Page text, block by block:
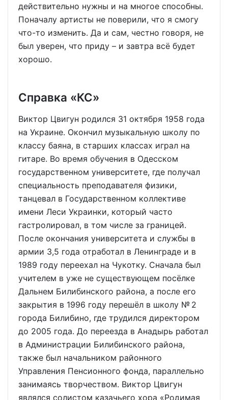
действительно нужны и на многое способны.
Поначалу артисты не поверили, что я смогу
что-то изменить. Да и сам, честно говоря, не
был уверен, что приду – и завтра всё будет
хорошо.
Справка «КС»
Виктор Цвигун родился 31 октября 1958 года
на Украине. Окончил музыкальную школу по
классу баяна, в старших классах играл на
гитаре. Во время обучения в Одесском
государственном университете, где получал
специальность преподавателя физики,
танцевал в Государственном коллективе
имени Леси Украинки, который часто
гастролировал, в том числе за границей.
После окончания университета и службы в
армии 3,5 года отработал в Ленинграде и в
1989 году переехал на Чукотку. Сначала был
учителем в уже не существующем посёлке
Дальнем Билибинского района, а после его
закрытия в 1996 году перешёл в школу № 2
города Билибино, где трудился директором
до 2005 года. До переезда в Анадырь работал
в Администрации Билибинского района,
также был начальником районного
Управления Пенсионного фонда, параллельно
занимаясь творчеством. Виктор Цвигун
являлся солистом казачьего хора «Родимая